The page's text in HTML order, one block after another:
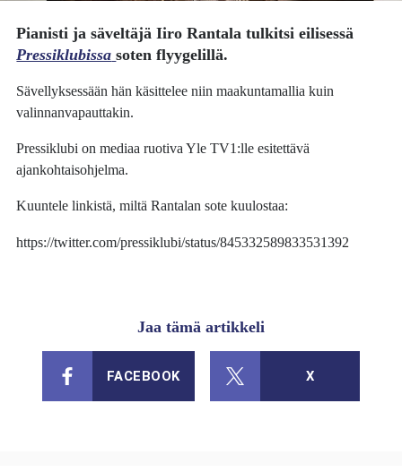
Pianisti ja säveltäjäIiro Rantala tulkitsi eilisessä
Pressiklubissa soten flyygelillä.
Sävellyksessään hän käsittelee niin maakuntamallia kuin
valinnanvapauttakin.
Pressiklubi on mediaa ruotiva Yle TV1:lle esitettävä
ajankohtaisohjelma.
Kuuntele linkistä, miltä Rantalan sote kuulostaa:
https://twitter.com/pressiklubi/status/845332589833531392
Jaa tämä artikkeli
FACEBOOK X